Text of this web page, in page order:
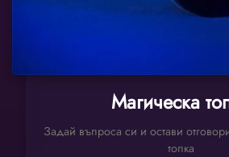
Магическа
Задай въпроса си и остави
топка